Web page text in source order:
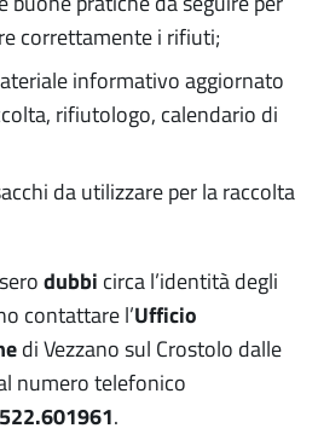
correttamente i rifiuti;
informativo aggiornato
rifiutologo, calendario di
da utilizzare per la raccolta
dubbi circa l’identità degli
contattare l’Ufficio
di Vezzano sul Crostolo dalle
numero telefonico
.